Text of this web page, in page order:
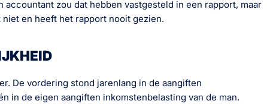
accountant zou dat hebben vastgesteld in een rapport, maar
en heeft het rapport nooit gezien.
De vordering stond jarenlang in de aangiften
in de eigen aangiften inkomstenbelasting van de man.